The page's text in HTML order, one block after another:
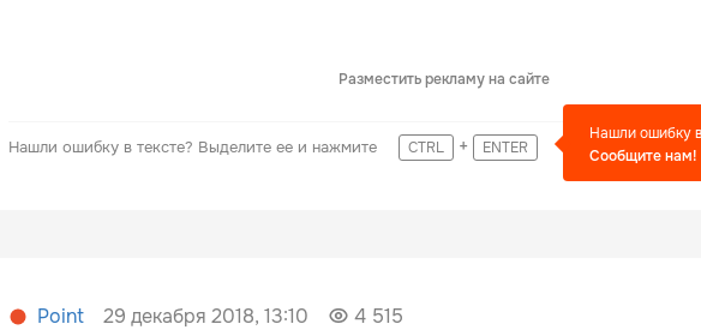
Разместить рекламу на сайте
Нашли ошибку в тексте? Выделите ее и нажмите CTRL + ENTER
Нашли ошибку
Сообщите нам!
Point 29 декабря 2018, 13:10 4 515